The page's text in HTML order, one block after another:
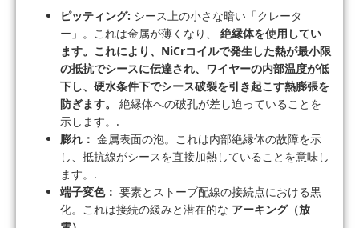
ピッティング: シース上の小さな暗い「クレータ
ー」。これは金属が薄くなり、 絶縁体を使用してい
ます。これにより、NiCrコイルで発生した熱が最小限
の抵抗でシースに伝達され、ワイヤーの内部温度が低
下し、硬水条件下でシース破裂を引き起こす熱膨張を
防ぎます。
絶縁体への破孔が差し迫っていることを
示します。.
膨れ： 金属表面の泡。これは内部絶縁体の故障を示
し、抵抗線がシースを直接加熱していることを意味し
ます。.
端子変色： 要素とストーブ配線の接続点における黒
化。これは接続の緩みと潜在的な アーキング（放